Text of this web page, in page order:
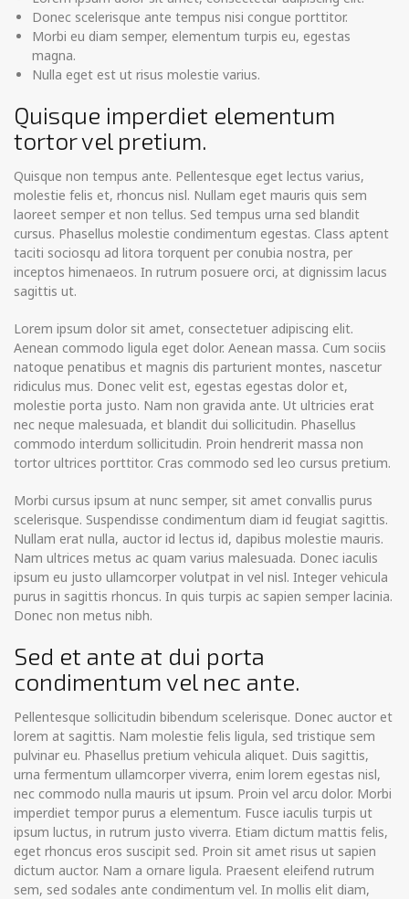
Donec scelerisque ante tempus nisi congue porttitor.
Morbi eu diam semper, elementum turpis eu, egestas
magna.
Nulla eget est ut risus molestie varius.
Quisque imperdiet elementum
tortor vel pretium.
Quisque non tempus ante. Pellentesque eget lectus varius,
molestie felis et, rhoncus nisl. Nullam eget mauris quis sem
laoreet semper et non tellus. Sed tempus urna sed blandit
cursus. Phasellus molestie condimentum egestas. Class aptent
taciti sociosqu ad litora torquent per conubia nostra, per
inceptos himenaeos. In rutrum posuere orci, at dignissim lacus
sagittis ut.
Lorem ipsum dolor sit amet, consectetuer adipiscing elit.
Aenean commodo ligula eget dolor. Aenean massa. Cum sociis
natoque penatibus et magnis dis parturient montes, nascetur
ridiculus mus. Donec velit est, egestas egestas dolor et,
molestie porta justo. Nam non gravida ante. Ut ultricies erat
nec neque malesuada, et blandit dui sollicitudin. Phasellus
commodo interdum sollicitudin. Proin hendrerit massa non
tortor ultrices porttitor. Cras commodo sed leo cursus pretium.
Morbi cursus ipsum at nunc semper, sit amet convallis purus
scelerisque. Suspendisse condimentum diam id feugiat sagittis.
Nullam erat nulla, auctor id lectus id, dapibus molestie mauris.
Nam ultrices metus ac quam varius malesuada. Donec iaculis
ipsum eu justo ullamcorper volutpat in vel nisl. Integer vehicula
purus in sagittis rhoncus. In quis turpis ac sapien semper lacinia.
Donec non metus nibh.
Sed et ante at dui porta
condimentum vel nec ante.
Pellentesque sollicitudin bibendum scelerisque. Donec auctor et
lorem at sagittis. Nam molestie felis ligula, sed tristique sem
pulvinar eu. Phasellus pretium vehicula aliquet. Duis sagittis,
urna fermentum ullamcorper viverra, enim lorem egestas nisl,
nec commodo nulla mauris ut ipsum. Proin vel arcu dolor. Morbi
imperdiet tempor purus a elementum. Fusce iaculis turpis ut
ipsum luctus, in rutrum justo viverra. Etiam dictum mattis felis,
eget rhoncus eros suscipit sed. Proin sit amet risus ut sapien
dictum auctor. Nam a ornare ligula. Praesent eleifend rutrum
sem, sed sodales ante condimentum vel. In mollis elit diam,